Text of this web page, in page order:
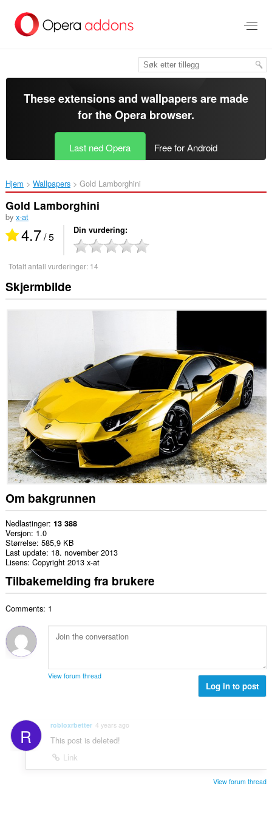
direkte
These extensions and wallpapers are made
for theOpera browser.
Last ned Opera Free for Android
Hjem Wallpapers Gold Lamborghini ‎
Gold Lamborghini
by x-at
4.7/ 5 Din vurdering
Totalt antall vurderinger: 14
Skjermbilde
Om bakgrunnen
Nedlastinger 13 388
Versjon 1.0
Størrelse 585,9 KB
Last update 18. november 2013
Lisens Copyright 2013 x-at
Tilbakemelding fra brukere
Comments: 1
View forum thread
Log in to post
R robloxrbetter 4 years ago
This post is deleted!
Link
View forum thread